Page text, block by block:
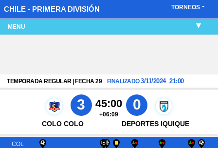
CHILE - PRIMERA DIVISIÓN TORNEOS
MENU
TEMPORADA REGULAR | FECHA 29 FINALIZADO3/11/2024 21:00
COLO COLO
3 45:00
+06:09
0
DEPORTES IQUIQUE
COL